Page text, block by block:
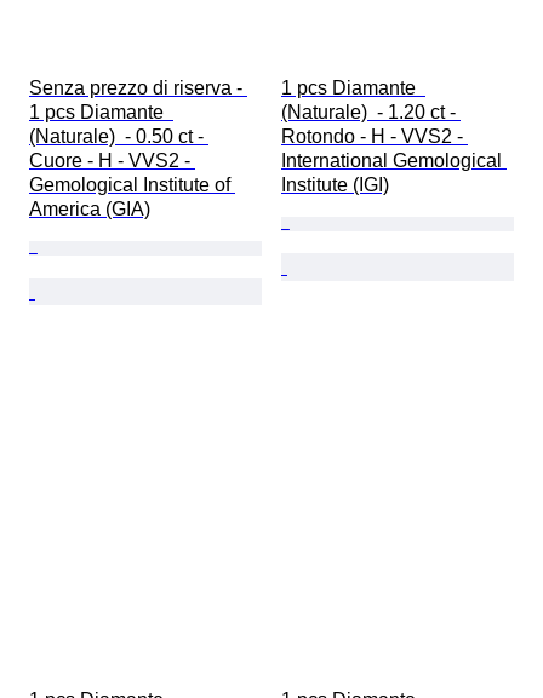
Senza prezzo di riserva -
1 pcs Diamante
(Naturale)  - 0.50 ct -
Cuore - H - VVS2 -
Gemological Institute of
America (GIA)
1 pcs Diamante
(Naturale)  - 1.20 ct -
Rotondo - H - VVS2 -
International Gemological
Institute (IGI)